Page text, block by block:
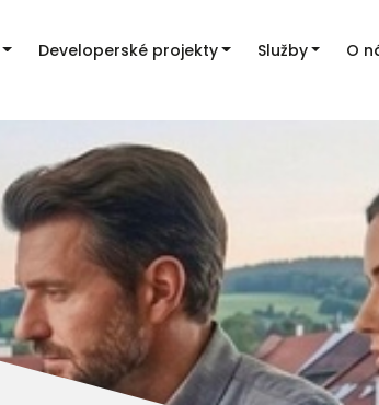
Developerské projekty Služby O